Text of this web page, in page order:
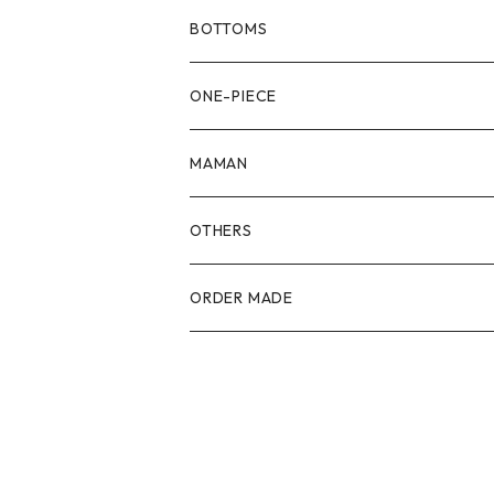
80size
90size
100size
110size
BOTTOMS
80size
90size
100size
110size
ONE-PIECE
80size
90size
100size
MAMAN
OTHERS
ORDER MADE